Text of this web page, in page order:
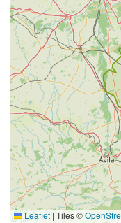
Leaflet | Tiles ©